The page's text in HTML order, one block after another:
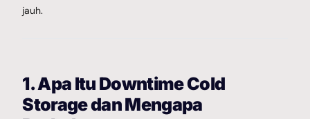
jauh.
1. Apa Itu Downtime Cold
Storage dan Mengapa